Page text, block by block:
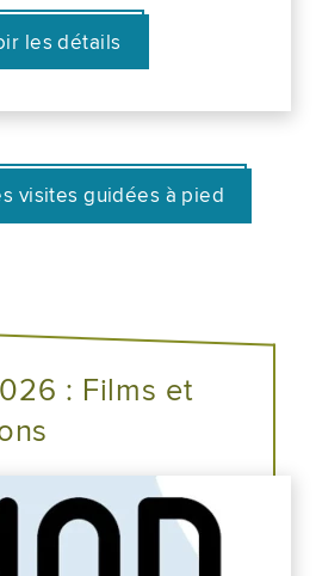
les détails
visites guidées à pied
: Films et